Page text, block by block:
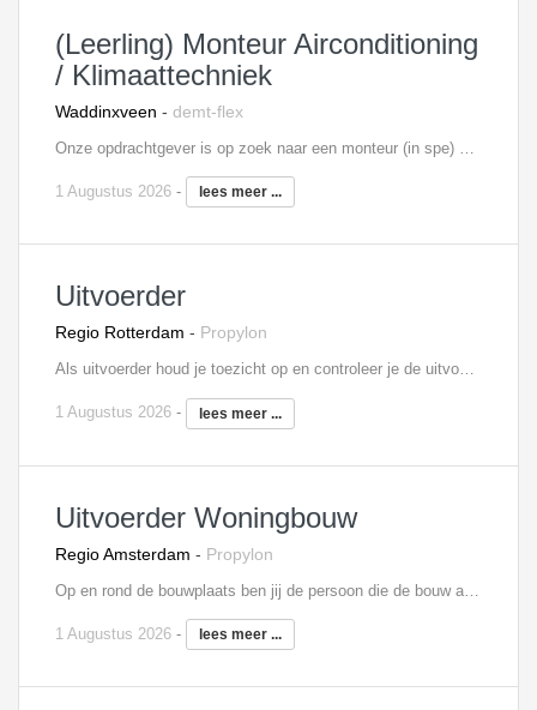
(Leerling) Monteur Airconditioning
/ Klimaattechniek
Waddinxveen - demt-flex
1 Augustus 2026 - lees meer ...
Uitvoerder
Regio Rotterdam - Propylon
Als uitvoerder houd je toezicht op en controleer je de uitvoering van één of meerdere bouwprojecten. Je bent verantwoordelijk voor bewaking van kwaliteit, veiligheid, kosten en voortgang en voor de organisatie van de bouwactiviteiten. Ook signaleer je meer- en minderwerk. Je bent medeverantwoordelijk voor uitvoeringsvoorbereiding en verantwoordelijk voor uitvoering, nazorg en personeelsinzet. Je roept het materiaal en materieel af en koopt in overleg met de projectleider eventueel zelf in. Je verzorgt zelf de detail planningen en houdt je ook bezig met de kostenbewaking.
1 Augustus 2026 - lees meer ...
Uitvoerder Woningbouw
Regio Amsterdam - Propylon
1 Augustus 2026 - lees meer ...